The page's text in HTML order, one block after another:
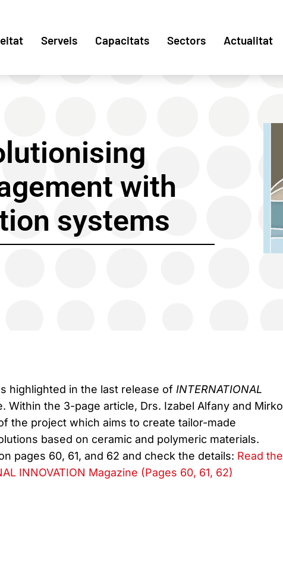
Serveis Capacitats Sectors Actualitat
with
systems
highlighted in the last release of INTERNATIONAL
Within the 3-page article, Drs. Izabel Alfany and Mirko
the project which aims to create tailor-made
based on ceramic and polymeric materials.
pages 60, 61, and 62 and check the details: Read the
INNOVATION Magazine (Pages 60, 61, 62)